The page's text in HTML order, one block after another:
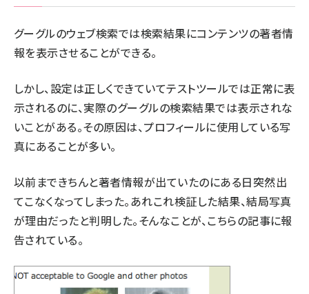
グーグルのウェブ検索では検索結果にコンテンツの著者情
報を表示させることができる。
しかし、設定は正しくできていてテストツールでは正常に表
示されるのに、実際のグーグルの検索結果では表示されな
いことがある。その原因は、プロフィールに使用している写
真にあることが多い。
以前まできちんと著者情報が出ていたのにある日突然出
てこなくなってしまった。あれこれ検証した結果、結局写真
が理由だったと判明した。そんなことが、こちらの記事に報
告されている。